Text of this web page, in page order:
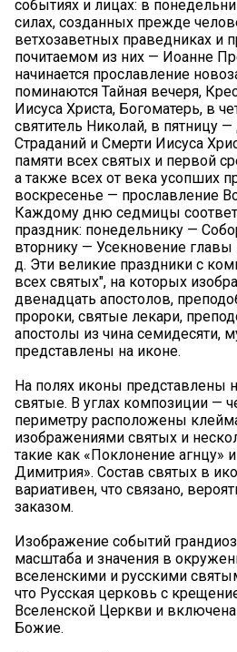
событиях и лицах: в
силах, созданных прежде
ветхозаветных праведниках и
почитаемом из них — Иоанне
начинается прославление
поминаются Тайная вечеря,
Иисуса Христа, Богоматерь, в
святитель Николай, в пятницу
Страданий и Смерти Иисуса
памяти всех святых и первой
а также всех от века усопших
воскресенье — прославление
Каждому дню седмицы
праздник: понедельнику —
вторнику — Усекновение главы
д. Эти великие праздники с
всех святых", на которых
двенадцать апостолов,
пророки, святые лекари,
апостолы из чина семидесяти,
представлены на иконе.
На полях иконы представлены
святые. В углах композиции —
периметру расположены
изображениями святых и
такие как «Поклонение агнцу»
Димитрия». Состав святых в
вариативен, что связано,
заказом.
Изображение событий
масштаба и значения в
вселенскими и русскими
что Русская церковь с
Вселенской Церкви и
Божие.